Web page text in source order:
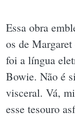
Essa obra
os de
foi a língua
Bowie. Não é
visceral. Vá,
esse tesouro